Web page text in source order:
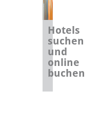
Hotels
suchen
und
online
buchen